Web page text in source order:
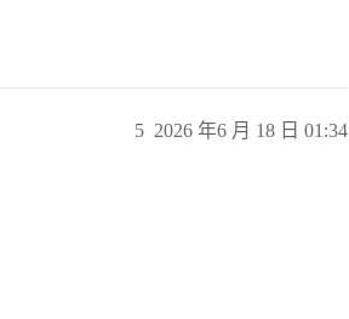
2026 年6 月 18 日 01:34
5